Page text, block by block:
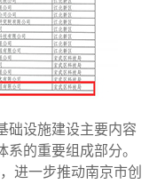
础设施建设主要内容
的重要组成部分。
进一步推动南京市创